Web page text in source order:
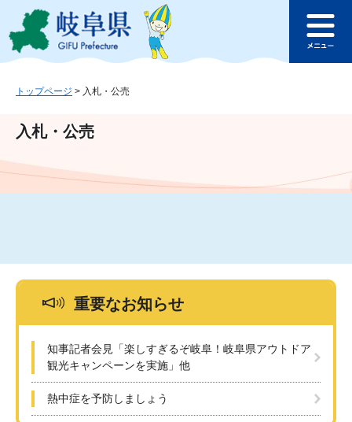
ジ
ュ
文
このページの本文へ
ュ
トップページ > 入札・公売
入札・公売
重要なお知らせ
知事記者会見「楽しすぎるぞ岐阜！岐阜県アウトドア
観光キャンペーンを実施」他
熱中症を予防しましょう